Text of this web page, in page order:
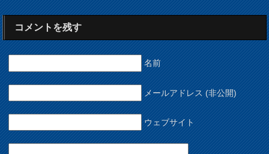
コメントを残す
名前
メールアドレス (非公開)
ウェブサイト